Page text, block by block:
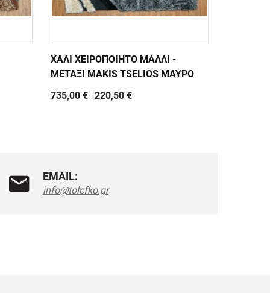
ΧΑΛΙ ΧΕΙΡΟΠΟΙΗΤΟ ΜΑΛΛΙ -
ΜΕΤΑΞΙ MAKIS TSELIOS ΜΑΥΡΟ
735,00 €
220,50 €
EMAIL:
info@tolefko.gr